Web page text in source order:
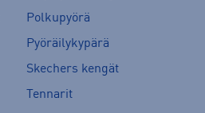
Polkupyörä
Pyöräilykypärä
Skechers kengät
Tennarit